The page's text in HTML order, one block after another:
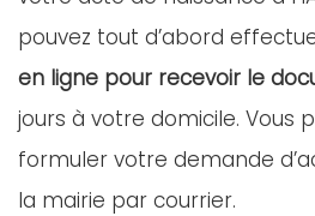
pouvez tout d’abord
en ligne pour recevoir le
jours à votre domicile. Vous
formuler votre demande
la mairie par courrier.